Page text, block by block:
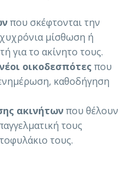
που σκέφτονται την
μίσθωση ή
για το ακίνητο τους.
οικοδεσπότες που
καθοδήγηση
ακινήτωνπου θέλουν
τους
τους.